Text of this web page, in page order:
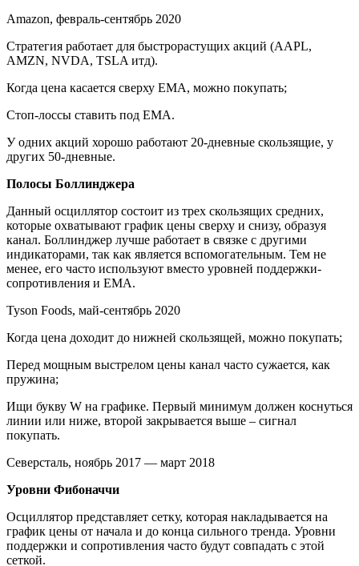
Amazon, февраль-сентябрь 2020
Стратегия работает для быстрорастущих акций (AAPL,
AMZN, NVDA, TSLA итд).
Когда цена касается сверху EMA, можно покупать;
Стоп-лоссы ставить под EMA.
У одних акций хорошо работают 20-дневные скользящие, у
других 50-дневные.
Полосы Боллинджера
Данный осциллятор состоит из трех скользящих средних,
которые охватывают график цены сверху и снизу, образуя
канал. Боллинджер лучше работает в связке с другими
индикаторами, так как является вспомогательным. Тем не
менее, его часто используют вместо уровней поддержки-
сопротивления и EMA.
Tyson Foods, май-сентябрь 2020
Когда цена доходит до нижней скользящей, можно покупать;
Перед мощным выстрелом цены канал часто сужается, как
пружина;
Ищи букву W на графике. Первый минимум должен коснуться
линии или ниже, второй закрывается выше – сигнал
покупать.
Северсталь, ноябрь 2017 — март 2018
Уровни Фибоначчи
Осциллятор представляет сетку, которая накладывается на
график цены от начала и до конца сильного тренда. Уровни
поддержки и сопротивления часто будут совпадать с этой
сеткой.